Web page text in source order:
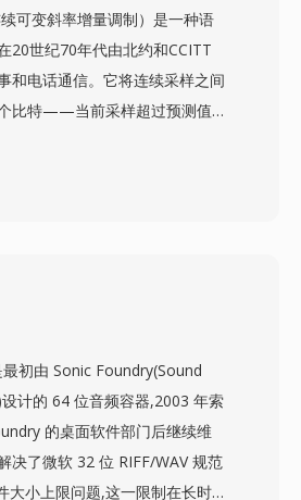
可变斜率增量调制）是一种语
20世纪70年代由北约和CCITT
和电话通信。它将连续采样之间
比特——当前采样超过预测值
同时音节压扩滤波器通过监
所需资源极少，可在低功耗
因为单比特错误仅影响局部采
帧。SoX提供了软件编解码支
够处理来自军事档案和老式电信
录音。
初由 Sonic Foundry(Sound
计的 64 位音频容器,2003 年索
的桌面软件部门后继续维
决了微软 32 位 RIFF/WAV 规范
大小上限问题,这一限制在长时